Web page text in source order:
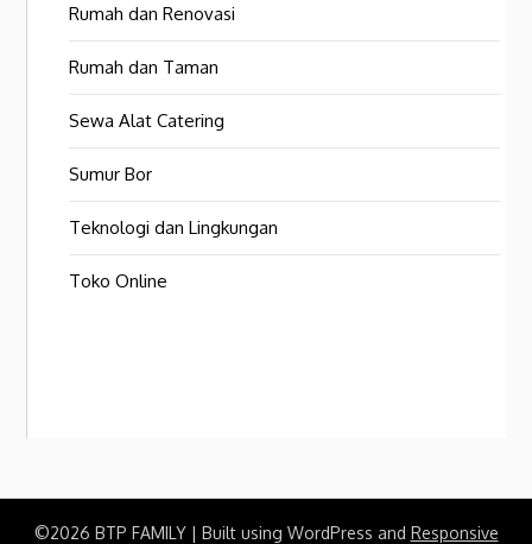
Rumah dan Renovasi
Rumah dan Taman
Sewa Alat Catering
Sumur Bor
Teknologi dan Lingkungan
Toko Online
©2026 BTP FAMILY | Built using WordPress and Responsive